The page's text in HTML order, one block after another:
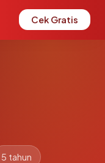
Cek Gratis
5 tahun